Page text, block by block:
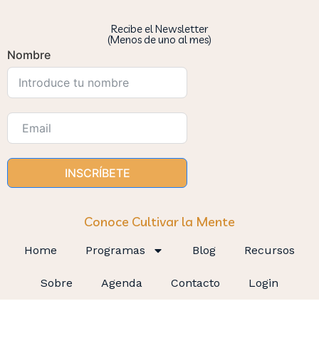
Recibe el Newsletter
(Menos de uno al mes)
Nombre
INSCRÍBETE
Conoce Cultivar la Mente
Home Programas Blog Recursos
Sobre Agenda Contacto Login